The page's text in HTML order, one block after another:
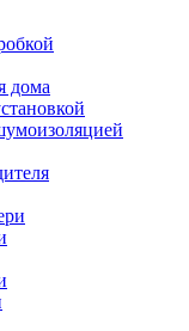
дома